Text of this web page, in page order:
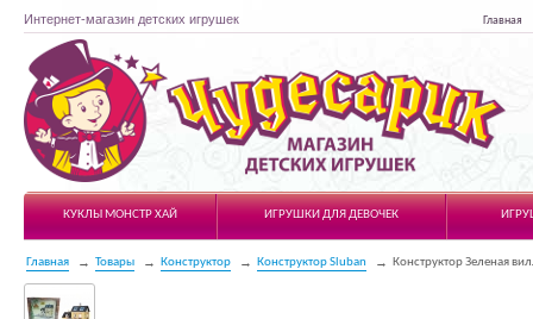
Интернет-магазин детских игрушек Главная
Чудесарик
КУКЛЫ МОНСТР ХАЙ
ИГРУШКИ ДЛЯ ДЕВОЧЕК
Главная Товары Конструктор Конструктор Sluban Конструктор Зеленая